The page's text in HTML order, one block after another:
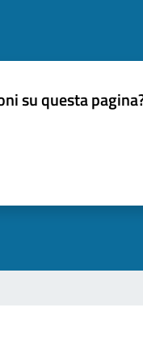
su questa